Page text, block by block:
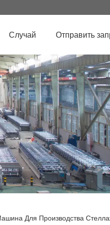
Случай Отправить
Для Производства